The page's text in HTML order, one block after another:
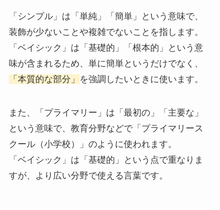
「シンプル」は「単純」「簡単」という意味で、
装飾が少ないことや複雑でないことを指します。
「ベイシック」は「基礎的」「根本的」という意
味が含まれるため、単に簡単というだけでなく、
「本質的な部分」 を強調したいときに使います。
また、「プライマリー」は「最初の」「主要な」
という意味で、教育分野などで「プライマリース
クール（小学校）」のように使われます。
「ベイシック」は「基礎的」という点で重なりま
すが、より広い分野で使える言葉です。